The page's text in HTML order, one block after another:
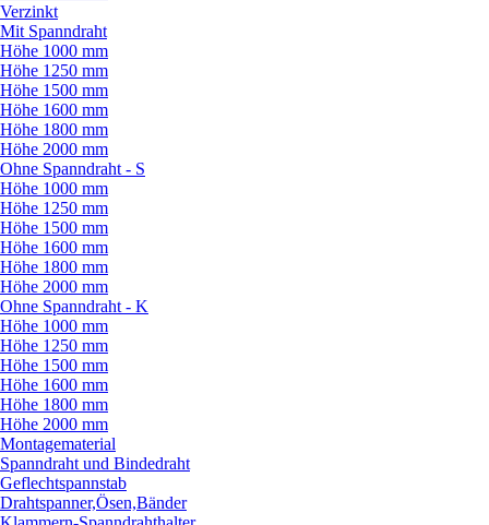
Verzinkt
Mit Spanndraht
Höhe 1000 mm
Höhe 1250 mm
Höhe 1500 mm
Höhe 1600 mm
Höhe 1800 mm
Höhe 2000 mm
Ohne Spanndraht - S
Höhe 1000 mm
Höhe 1250 mm
Höhe 1500 mm
Höhe 1600 mm
Höhe 1800 mm
Höhe 2000 mm
Ohne Spanndraht - K
Höhe 1000 mm
Höhe 1250 mm
Höhe 1500 mm
Höhe 1600 mm
Höhe 1800 mm
Höhe 2000 mm
Montagematerial
Spanndraht und Bindedraht
Geflechtspannstab
Drahtspanner,Ösen,Bänder